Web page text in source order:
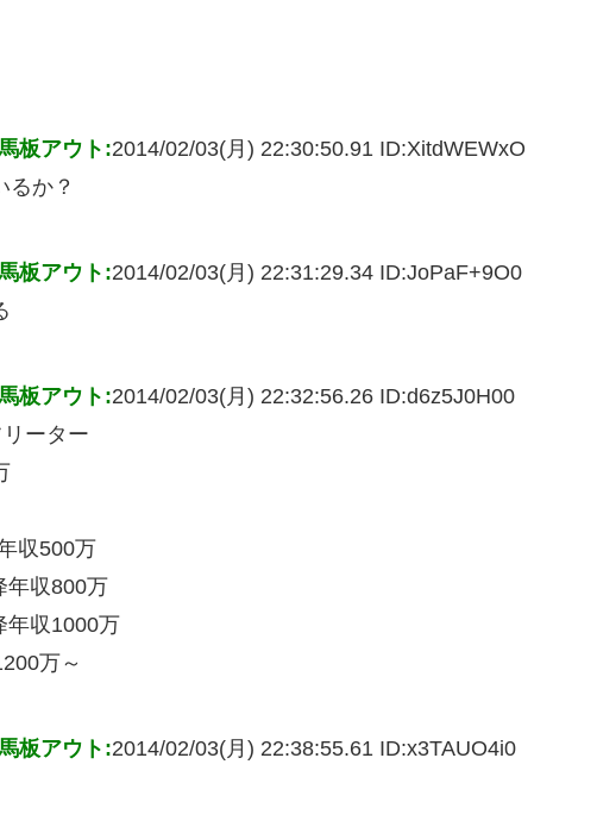
板アウト:2014/02/03(月) 22:30:50.91 ID:XitdWEWxO
るか？
板アウト:2014/02/03(月) 22:31:29.34 ID:JoPaF+9O0
板アウト:2014/02/03(月) 22:32:56.26 ID:d6z5J0H00
ーター
収500万
年収800万
年収1000万
万～
板アウト:2014/02/03(月) 22:38:55.61 ID:x3TAUO4i0